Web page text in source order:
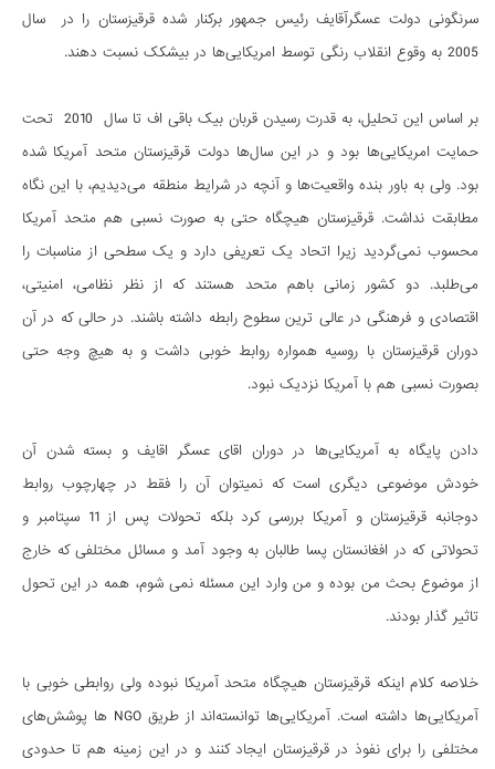
سرنگونی دولت عسگرآقایف رئیس جمهور برکنار شده قرقیزستان را در سال
2005 به وقوع انقلاب رنگی توسط امریکایی‌ها در بیشکک نسبت دهند.
بر اساس این تحلیل، به قدرت رسیدن قربان بیک باقی اف تا سال 2010 تحت
حمایت امریکایی‌ها بود و در این سال‌ها دولت قرقیزستان متحد آمریکا شده
بود. ولی به باور بنده واقعیت‌ها و آنچه در شرایط منطقه می‌دیدیم، با این نگاه
مطابقت نداشت. قرقیزستان هیچگاه حتی به صورت نسبی هم متحد آمریکا
محسوب نمی‌گردید زیرا اتحاد یک تعریفی دارد و یک سطحی از مناسبات را
می‌طلبد. دو کشور زمانی باهم متحد هستند که از نظر نظامی، امنیتی،
اقتصادی و فرهنگی در عالی ترین سطوح رابطه داشته باشند. در حالی که در آن
دوران قرقیزستان با روسیه همواره روابط خوبی داشت و به هیچ وجه حتی
بصورت نسبی هم با آمریکا نزدیک نبود.
دادن پایگاه به آمریکایی‌ها در دوران اقای عسگر اقایف و بسته شدن آن
خودش موضوعی دیگری است که نمیتوان آن را فقط در چهارچوب روابط
دوجانبه قرقیزستان و آمریکا بررسی کرد بلکه تحولات پس از 11 سپتامبر و
تحولاتی که در افغانستان پسا طالبان به وجود آمد و مسائل مختلفی که خارج
از موضوع بحث من بوده و من وارد این مسئله نمی شوم، همه در این تحول
تاثیر گذار بودند.
خلاصه کلام اینکه قرقیزستان هیچگاه متحد آمریکا نبوده ولی روابطی خوبی با
آمریکایی‌ها داشته است. آمریکایی‌ها توانسته‌اند از طریق NGO ها پوشش‌های
مختلفی را برای نفوذ در قرقیزستان ایجاد کنند و در این زمینه هم تا حدودی